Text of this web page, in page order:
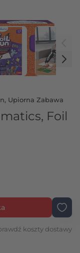
View larger image
Upiorna Zabawa
Foil
koszty dostawy